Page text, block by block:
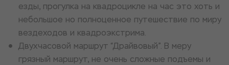
езды, прогулка на квадроцикле на час это хоть и
небольшое но полноценное путешествие по миру
вездеходов и квадроэкстрима.
Двухчасовой маршрут “Драйвовый”. В меру
грязный маршрут, не очень сложные подъемы и